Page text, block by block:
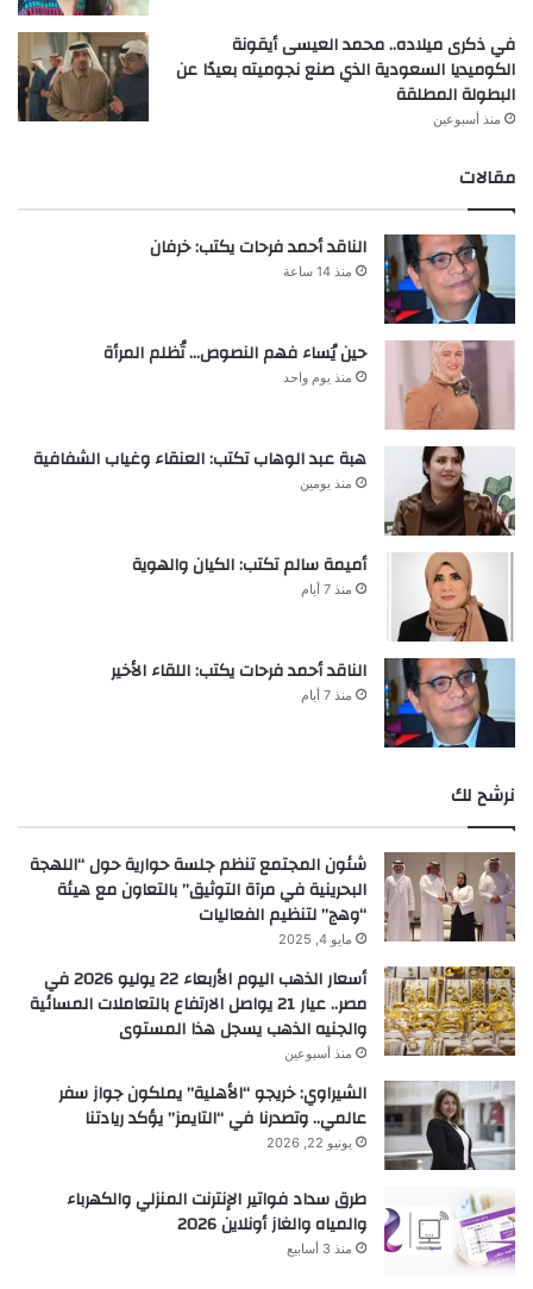
في ذكرى ميلاده.. محمد العيسى أيقونة
الكوميديا السعودية الذي صنع نجوميته بعيدًا عن
البطولة المطلقة
منذ أسبوعين
مقالات
الناقد أحمد فرحات يكتب: خرفان
منذ 14 ساعة
حين يُساء فهم النصوص… تُظلم المرأة
منذ يوم واحد
هبة عبد الوهاب تكتب: العنقاء وغياب الشفافية
منذ يومين
أميمة سالم تكتب: الكيان والهوية
منذ 7 أيام
الناقد أحمد فرحات يكتب: اللقاء الأخير
منذ 7 أيام
نرشح لك
شئون المجتمع تنظم جلسة حوارية حول “اللهجة
البحرينية في مرآة التوثيق” بالتعاون مع هيئة
“وهج” لتنظيم الفعاليات
مايو 4, 2025
أسعار الذهب اليوم الأربعاء 22 يوليو 2026 في
مصر.. عيار 21 يواصل الارتفاع بالتعاملات المسائية
والجنيه الذهب يسجل هذا المستوى
منذ أسبوعين
الشيراوي: خريجو “الأهلية” يملكون جواز سفر
عالمي.. وتصدرنا في “التايمز” يؤكد ريادتنا
يونيو 22, 2026
طرق سداد فواتير الإنترنت المنزلي والكهرباء
والمياه والغاز أونلاين 2026
منذ 3 أسابيع